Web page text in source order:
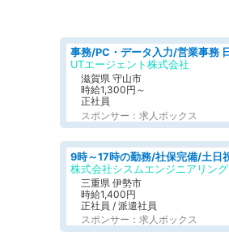
UTエージェント株式会社
滋賀県 守山市
時給1,300円～
正社員
スポンサー：求人ボックス
株式会社シスムエンジニアリング
三重県 伊勢市
時給1,400円
正社員 / 派遣社員
スポンサー：求人ボックス